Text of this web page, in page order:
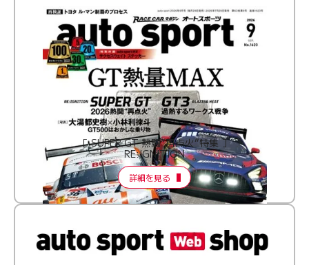
［ SUPER GT 熱闘“再点火”特集 ］
RE:IGNITION
詳細を見る